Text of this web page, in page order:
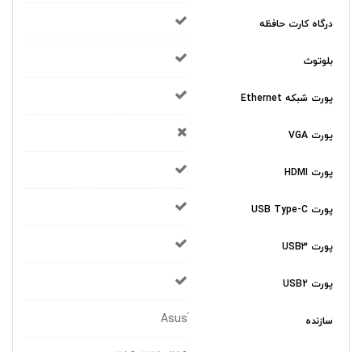
درگاه کارت حافظه
بلوتوث
پورت شبکه Ethernet
پورت VGA
پورت HDMI
پورت USB Type-C
پورت USB3
پورت USB2
سازنده